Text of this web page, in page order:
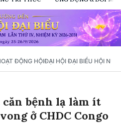
ĐỘNG HỘIĐẠI HỘI ĐẠI BIỂU HỘI NỮ
bệnh lạ làm ít
ở CHDC Congo